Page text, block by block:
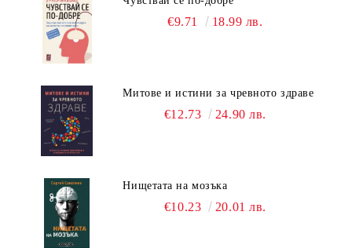
€9.71 18.99 лв.
Митове и истини за чревното здраве
€12.73 24.90 лв.
Нищетата на мозъка
€10.23 20.01 лв.